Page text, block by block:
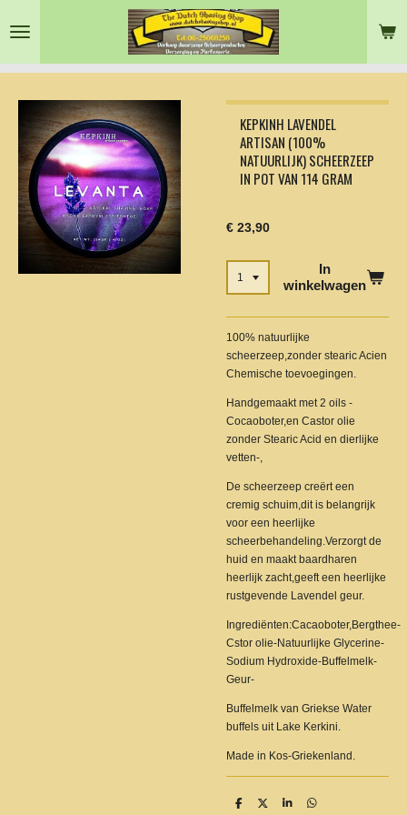
direct
de
KEPKINH LAVENDEL
ARTISAN (100%
NATUURLIJK) SCHEERZEEP
IN POT VAN 114 GRAM
€ 23,90
In
winkelwagen
100% natuurlijke
scheerzeep,zonder stearic Acien
Chemische toevoegingen.
Handgemaakt met 2 oils -
Cocaoboter,en Castor olie
zonder Stearic Acid en dierlijke
vetten-,
De scheerzeep creërt een
cremig schuim,dit is belangrijk
voor een heerlijke
scheerbehandeling.Verzorgt de
huid en maakt baardharen
heerlijk zacht,geeft een heerlijke
rustgevende Lavendel geur.
Ingrediënten:Cacaoboter,Bergthee-
Cstor olie-Natuurlijke Glycerine-
Sodium Hydroxide-Buffelmelk-
Geur-
Buffelmelk van Griekse Water
buffels uit Lake Kerkini.
Made in Kos-Griekenland.
D
D
S
D